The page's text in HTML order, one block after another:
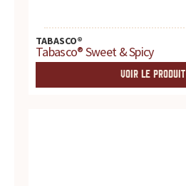
.
TABASCO®
Tabasco® Sweet & Spicy
VOIR LE PRODUIT